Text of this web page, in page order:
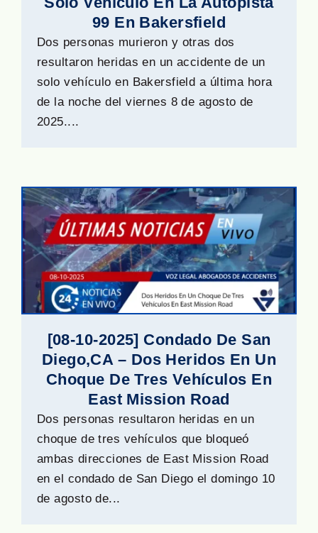
99 En Bakersfield
Dos personas murieron y otras dos
resultaron heridas en un accidente de un
solo vehículo en Bakersfield a última hora
de la noche del viernes 8 de agosto de
2025....
[08-10-2025] Condado De San
Diego,CA – Dos Heridos En Un
Choque De Tres Vehículos En
East Mission Road
Dos personas resultaron heridas en un
choque de tres vehículos que bloqueó
ambas direcciones de East Mission Road
en el condado de San Diego el domingo 10
de agosto de...